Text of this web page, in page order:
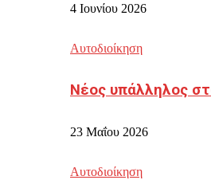
4 Ιουνίου 2026
Αυτοδιοίκηση
Νέος υπάλληλος
23 Μαΐου 2026
Αυτοδιοίκηση